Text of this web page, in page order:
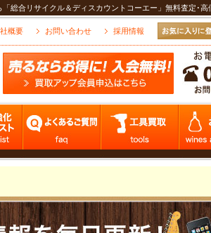
総合リサイクル＆ディスカウントコーエー」無料査定･
概要 お問い合わせ 採用情報